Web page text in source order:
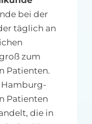
bei der
täglich an
zum
Patienten.
Patienten
die in